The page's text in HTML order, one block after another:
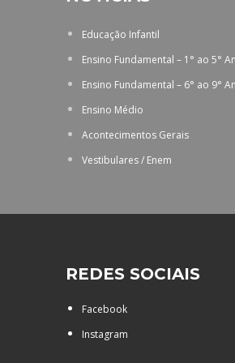
Educação Infantil
Ensino Fundamental – 1° ao 5°
Ensino Fundamental – 6° ao 9°
Ensino Médio
Acontecimentos Gerais
Vestibulares / Enem
REDES SOCIAIS
Facebook
Instagram